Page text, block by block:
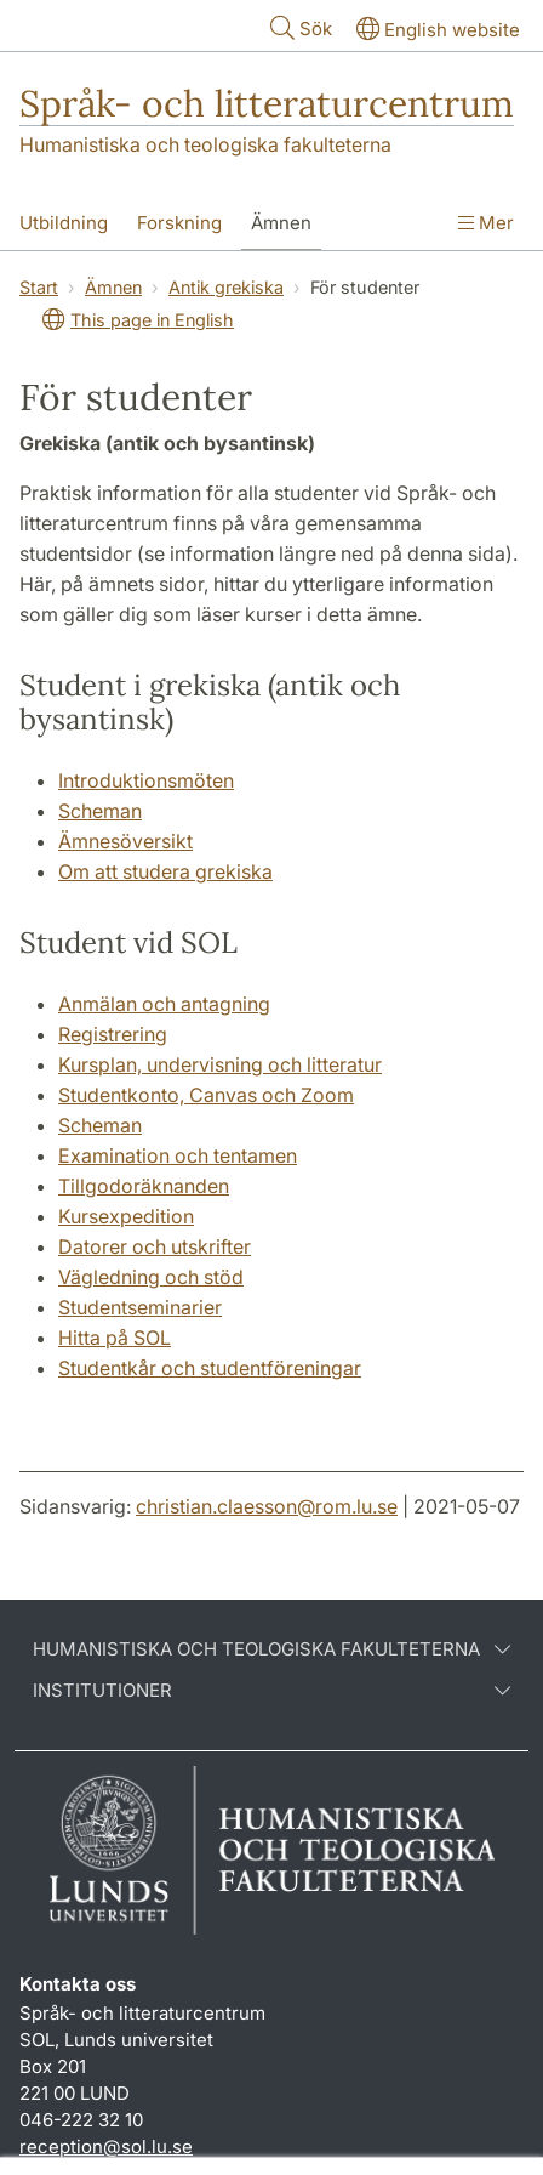
Sök English website
Språk- och litteraturcentrum
Humanistiska och teologiska fakulteterna
Utbildning Forskning Ämnen
SOL-husen Kontakt Institutionen
översättning till svenska
Mer
Start Ämnen Antik grekiska
För studenter
This page in English
För studenter
Grekiska (antik och bysantinsk)
Praktisk information för alla studenter vid Språk- och
litteraturcentrum finns på våra gemensamma
studentsidor (se information längre ned på denna sida).
Här, på ämnets sidor, hittar du ytterligare information
som gäller dig som läser kurser i detta ämne.
Student i grekiska (antik och
bysantinsk)
Introduktionsmöten
Scheman
Ämnesöversikt
Om att studera grekiska
Student vid SOL
Anmälan och antagning
Registrering
Kursplan, undervisning och litteratur
Studentkonto, Canvas och Zoom
Scheman
Examination och tentamen
Tillgodoräknanden
Kursexpedition
Datorer och utskrifter
Vägledning och stöd
Studentseminarier
Hitta på SOL
Studentkår och studentföreningar
Sidansvarig: christian.claesson@rom.lu.se | 2021-05-07
HUMANISTISKA OCH TEOLOGISKA FAKULTETERNA
INSTITUTIONER
Kontakta oss
Språk- och litteraturcentrum
SOL, Lunds universitet
Box 201
221 00 LUND
046-222 32 10
reception@sol.lu.se